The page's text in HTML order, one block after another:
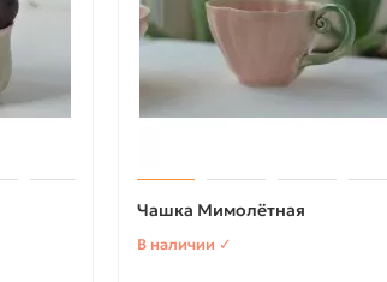
Чашка Мимолётная
В наличии ✓